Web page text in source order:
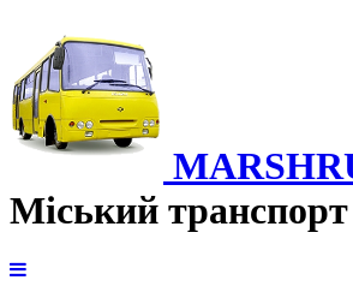
Міський транспорт